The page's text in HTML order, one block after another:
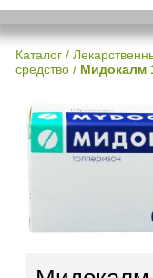
Каталог /
средство / Мидокалм